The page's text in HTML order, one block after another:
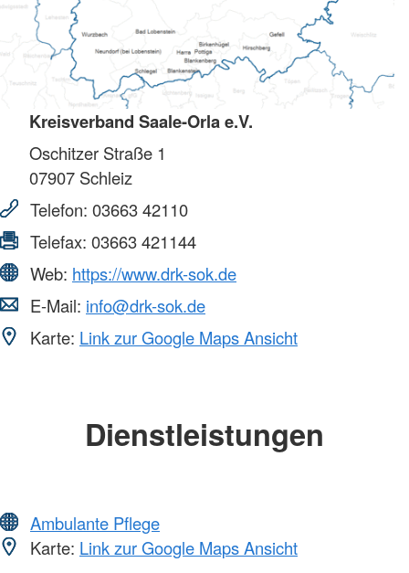
Kreisverband Saale-Orla e.V.
Oschitzer Straße 1
07907 Schleiz
Telefon: 03663 42110
Telefax: 03663 421144
Web: https://www.drk-sok.de
E-Mail: info@drk-sok.de
Karte: Link zur Google Maps Ansicht
Dienstleistungen
Ambulante Pflege
Karte: Link zur Google Maps Ansicht